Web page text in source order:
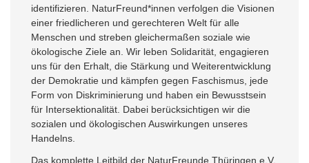
identifizieren. NaturFreund*innen verfolgen die Visionen
einer friedlicheren und gerechteren Welt für alle
Menschen und streben gleichermaßen soziale wie
ökologische Ziele an. Wir leben Solidarität, engagieren
uns für den Erhalt, die Stärkung und Weiterentwicklung
der Demokratie und kämpfen gegen Faschismus, jede
Form von Diskriminierung und haben ein Bewusstsein
für Intersektionalität. Dabei berücksichtigen wir die
sozialen und ökologischen Auswirkungen unseres
Handelns.
Das komplette Leitbild der NaturFreunde Thüringen e.V.